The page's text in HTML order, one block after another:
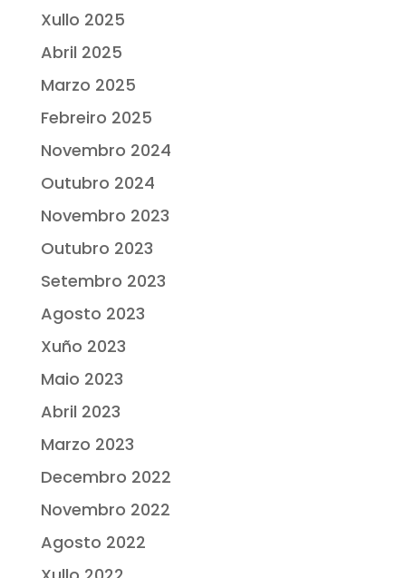
Xullo 2025
Abril 2025
Marzo 2025
Febreiro 2025
Novembro 2024
Outubro 2024
Novembro 2023
Outubro 2023
Setembro 2023
Agosto 2023
Xuño 2023
Maio 2023
Abril 2023
Marzo 2023
Decembro 2022
Novembro 2022
Agosto 2022